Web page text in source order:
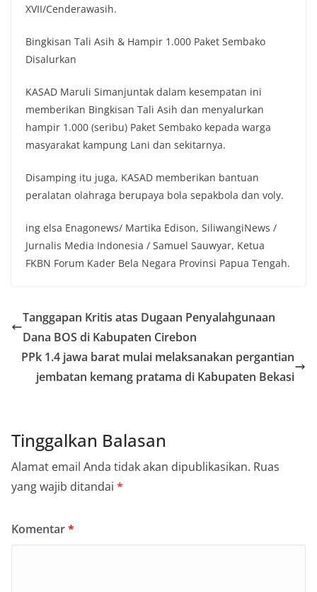
XVII/Cenderawasih.
Bingkisan Tali Asih & Hampir 1.000 Paket Sembako
Disalurkan
KASAD Maruli Simanjuntak dalam kesempatan ini
memberikan Bingkisan Tali Asih dan menyalurkan
hampir 1.000 (seribu) Paket Sembako kepada warga
masyarakat kampung Lani dan sekitarnya.
Disamping itu juga, KASAD memberikan bantuan
peralatan olahraga berupaya bola sepakbola dan voly.
ing elsa Enagonews/ Martika Edison, SiliwangiNews /
Jurnalis Media Indonesia / Samuel Sauwyar, Ketua
FKBN Forum Kader Bela Negara Provinsi Papua Tengah.
Tanggapan Kritis atas Dugaan Penyalahgunaan
Dana BOS di Kabupaten Cirebon
PPk 1.4 jawa barat mulai melaksanakan pergantian
jembatan kemang pratama di Kabupaten Bekasi
Tinggalkan Balasan
Alamat email Anda tidak akan dipublikasikan. Ruas
yang wajib ditandai *
Komentar*